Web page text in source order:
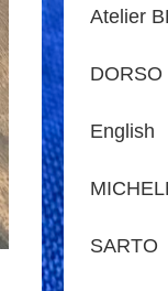
Atelier
DORSO
English
SARTO